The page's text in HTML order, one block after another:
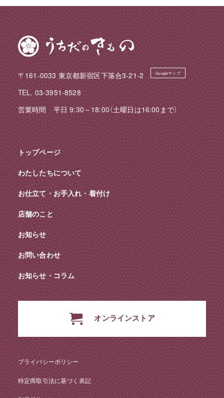
〒161-0033 東京都新宿区下落合3-21-2 Googleマップ
TEL. 03-3951-8528
営業時間 平日 9:30～18:00（土曜日は16:00まで）
トップページ
わたしたちについて
お仕立て・お手入れ・着付け
店舗のこと
お知らせ
お問い合わせ
お知らせ・コラム
オンラインストア
プライバシーポリシー
特定商取引法に基づく表記